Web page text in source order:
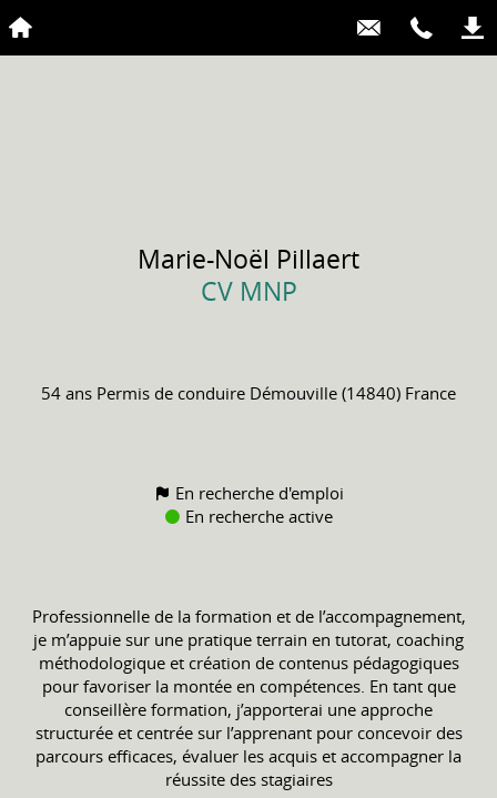
Marie-Noël Pillaert
CV MNP
54 ans Permis de conduire Démouville (14840) France
En recherche d'emploi
En recherche active
Professionnelle de la formation et de l’accompagnement,
je m’appuie sur une pratique terrain en tutorat, coaching
méthodologique et création de contenus pédagogiques
pour favoriser la montée en compétences. En tant que
conseillère formation, j’apporterai une approche
structurée et centrée sur l’apprenant pour concevoir des
parcours efficaces, évaluer les acquis et accompagner la
réussite des stagiaires